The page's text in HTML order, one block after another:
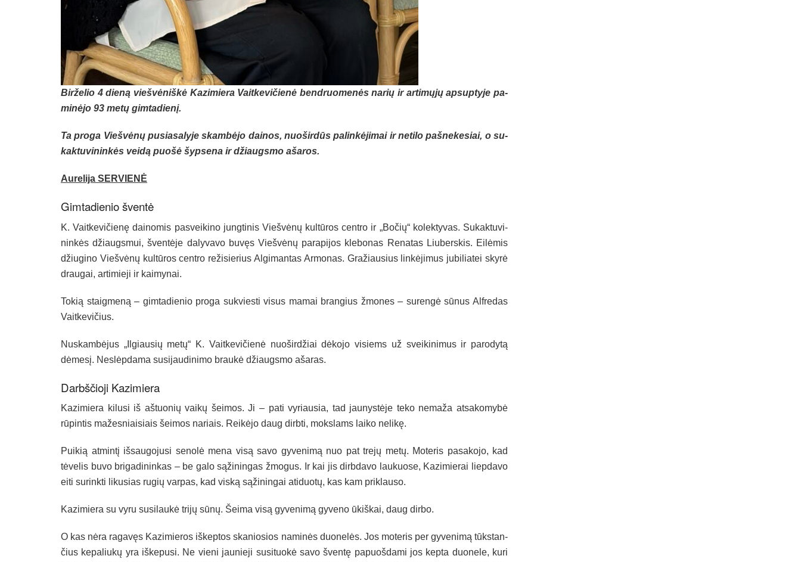
Bir­že­lio 4 dieną viešvė­niškė Ka­zi­mie­ra Vait­ke­vi­čienė bend­ruo­menės na­rių ir ar­timųjų ap­sup­ty­je pa­
minė­jo 93 metų gim­ta­dienį.
Ta pro­ga Viešvėnų pu­sia­sa­ly­je skambė­jo dai­nos, nuo­širdūs pa­linkė­ji­mai ir netilo pa­šne­ke­siai, o su­
kak­tu­vi­ninkės veidą puošė šyp­se­na ir džiaugs­mo aša­ros.
Au­re­li­ja SER­VIENĖ
Gim­ta­die­nio šventė
K. Vait­ke­vi­čienę dai­no­mis pa­svei­ki­no jung­ti­nis Viešvėnų kultū­ros cent­ro ir „Bo­čių“ ko­lek­ty­vas. Su­kak­tu­vi­
ninkės džiaugs­mui, šventė­je da­ly­va­vo buvęs Viešvėnų pa­ra­pi­jos kle­bo­nas Re­na­tas Liu­bers­kis. Eilė­mis
džiu­gi­no Viešvėnų kultū­ros cent­ro re­ži­sie­rius Al­gi­man­tas Ar­mo­nas. Gra­žiau­sius linkė­ji­mus ju­bi­lia­tei skyrė
drau­gai, ar­ti­mie­ji ir kai­my­nai.
To­kią staig­meną – gim­ta­die­nio pro­ga su­kvies­ti vi­sus ma­mai bran­gius žmo­nes – su­rengė sūnus Alf­re­das
Vait­ke­vi­čius.
Nus­kambė­jus „Il­giau­sių metų“ K. Vait­ke­vi­čienė nuo­šird­žiai dėko­jo vi­siems už svei­ki­ni­mus ir pa­ro­dytą
dėmesį. Neslėp­da­ma su­si­jau­di­ni­mo braukė džiaugs­mo aša­ras.
Darbš­čio­ji Ka­zi­mie­ra
Ka­zi­mie­ra ki­lu­si iš aš­tuo­nių vaikų šei­mos. Ji – pa­ti vy­riau­sia, tad jau­nystė­je te­ko ne­ma­ža at­sa­ko­mybė
rūpin­tis ma­žes­niai­siais šei­mos na­riais. Reikė­jo daug dirb­ti, moks­lams lai­ko ne­likę.
Pui­kią at­mintį iš­sau­go­ju­si se­nolė me­na visą sa­vo gy­ve­nimą nuo pat trejų metų. Mo­te­ris pa­sa­ko­jo, kad
tėve­lis bu­vo bri­ga­di­nin­kas – be ga­lo sąži­nin­gas žmo­gus. Ir kai jis dirb­da­vo lau­kuo­se, Ka­zi­mie­rai liep­da­vo
ei­ti su­rink­ti li­ku­sias ru­gių var­pas, kad viską sąži­nin­gai ati­duotų, kas kam pri­klau­so.
Ka­zi­mie­ra su vy­ru su­si­laukė trijų sūnų. Šei­ma visą gy­ve­nimą gy­ve­no ūkiš­kai, daug dir­bo.
O kas nėra ra­gavęs Ka­zi­mie­ros iš­kep­tos ska­nio­sios na­minės duo­nelės. Jos mo­te­ris per gy­ve­nimą tūkstan­
čius ke­pa­liukų yra iš­ke­pu­si. Ne vie­ni jau­nie­ji su­si­tuokė sa­vo šventę pa­puoš­da­mi jos kep­ta duo­ne­le, ku­ri